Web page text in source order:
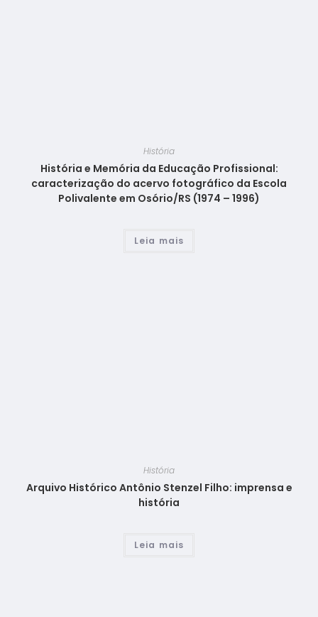
História
História e Memória da Educação Profissional:
caracterização do acervo fotográfico da Escola
Polivalente em Osório/RS (1974 – 1996)
Leia mais
História
Arquivo Histórico Antônio Stenzel Filho: imprensa e
história
Leia mais